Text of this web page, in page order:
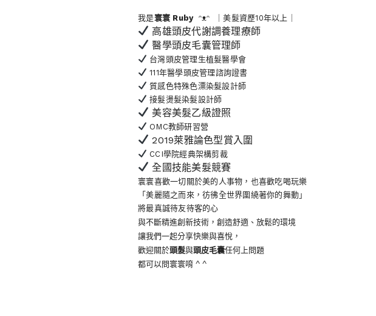
我是寰寰 Ruby ᵔᴥᵔ ｜美髮資歷10年以上｜
高雄頭皮代謝調養理療師
醫學頭皮毛囊管理師
台灣頭皮管理生植髮醫學會
111年醫學頭皮管理諮詢證書
質感色特殊色漂染髮設計師
接髮燙髮染髮設計師
美容美髮乙級證照
OMC教師研習營
2019萊雅論色型賞入圍
CCI學院經典架構剪裁
全國技能美髮競賽
寰寰喜歡一切關於美的人事物 ，也喜歡吃喝玩樂
「美麗隨之而來，彷彿全世界圍繞著你的舞動」
將最真誠待友待客的心
與不斷精進創新技術，創造舒適、放鬆的環境
讓我們一起分享快樂與喜悅，
歡迎關於頭髮與頭皮毛囊任何上問題
都可以問寰寰唷 ^ ^